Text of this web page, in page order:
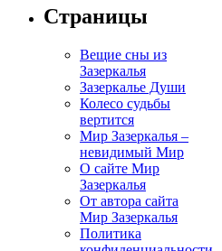
Страницы
Вещие сны из
Зазеркалья
Зазеркалье Души
Колесо судьбы
вертится
Мир Зазеркалья –
невидимый Мир
О сайте Мир
Зазеркалья
От автора сайта
Мир Зазеркалья
Политика